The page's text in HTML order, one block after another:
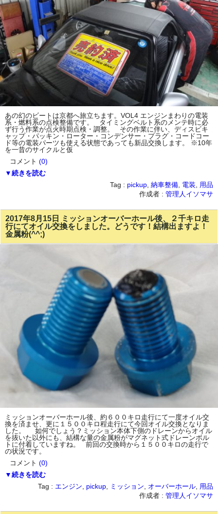
あの幻のビートは京都へ旅立ちます。VOL4 エンジンまわりの電装
系・燃料系の点検整備です。 タイミングベルト系のメンテ時に必
ず行う作業が点火時期点検・調整。 その作業に伴い、ディスビキ
ャップ・パッキン・ローター・コンデンサー・プラグ・コードコー
ド等の電装パーツも使える状態であっても新品交換します。 ※10年
を一昔のサイクルと仮
コメント (0)
▼続きを読む
Tag : pickup 納車整備 電装
用品
作成者 : 管理人イソマサ
2017年8月15日 ミッションオーバーホール後、２千キロ走
行にてオイル交換をしました。どうです！結構出ますよ！
金属粉(^^;)
ミッションオーバーホール後、約６００キロ走行にて一度オイル交
換を済ませ、更に１５００キロ程走行にて今回オイル交換となりま
した。 如何でしょう？ミッション本体下側のドレーンからオイル
を抜いた以外にも、結構な量の金属粉がマグネット式ドレーンボル
トに付着していますね。 前回の交換時から１５００キロの走行で
の状況です。
コメント (0)
▼続きを読む
Tag : エンジン pickup ミッション オーバーホール
用品
作成者 : 管理人イソマサ